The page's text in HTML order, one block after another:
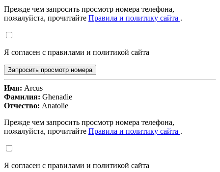
Прежде чем запросить просмотр номера телефона,
пожалуйста, прочитайте Правила и политику сайта .
Я согласен с правилами и политикой сайта
Запросить просмотр номера
Имя: Arcus
Фамилия: Ghenadie
Отчество: Anatolie
Прежде чем запросить просмотр номера телефона,
пожалуйста, прочитайте Правила и политику сайта .
Я согласен с правилами и политикой сайта